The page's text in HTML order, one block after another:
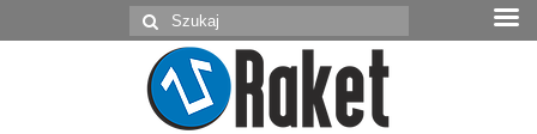
Szuklaj
w: